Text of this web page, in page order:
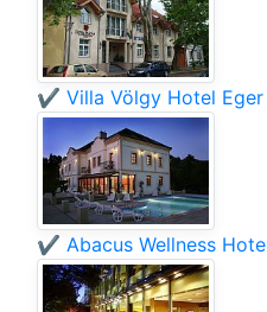
✔️ Villa Völgy Hotel
✔️ Abacus Wellness